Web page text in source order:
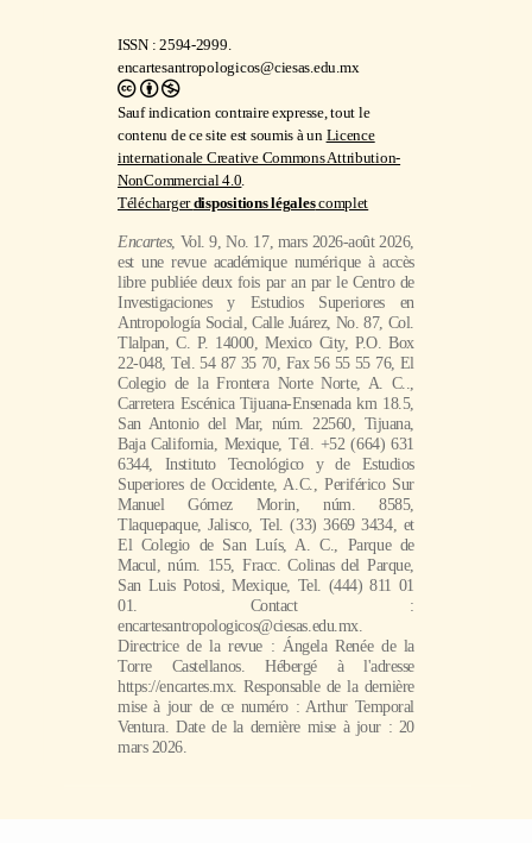
ISSN : 2594-2999.
encartesantropologicos@ciesas.edu.mx
Sauf indication contraire expresse, tout le
contenu de ce site est soumis à un Licence
internationale Creative Commons Attribution-
NonCommercial 4.0
Téléchargerdispositions légalescomplet
Encartes, Vol. 9, No. 17, mars 2026-août 2026,
est une revue académique numérique à accès
libre publiée deux fois par an par le Centro de
Investigaciones y Estudios Superiores en
Antropología Social, Calle Juárez, No. 87, Col.
Tlalpan, C. P. 14000, Mexico City, P.O. Box
22-048, Tel. 54 87 35 70, Fax 56 55 55 76, El
Colegio de la Frontera Norte Norte, A. C..,
Carretera Escénica Tijuana-Ensenada km 18.5,
San Antonio del Mar, núm. 22560, Tijuana,
Baja California, Mexique, Tél. +52 (664) 631
6344, Instituto Tecnológico y de Estudios
Superiores de Occidente, A.C., Periférico Sur
Manuel Gómez Morin, núm. 8585,
Tlaquepaque, Jalisco, Tel. (33) 3669 3434, et
El Colegio de San Luís, A. C., Parque de
Macul, núm. 155, Fracc. Colinas del Parque,
San Luis Potosi, Mexique, Tel. (444) 811 01
01. Contact :
encartesantropologicos@ciesas.edu.mx.
Directrice de la revue : Ángela Renée de la
Torre Castellanos. Hébergé à l'adresse
https://encartes.mx. Responsable de la dernière
mise à jour de ce numéro : Arthur Temporal
Ventura. Date de la dernière mise à jour : 20
mars 2026.